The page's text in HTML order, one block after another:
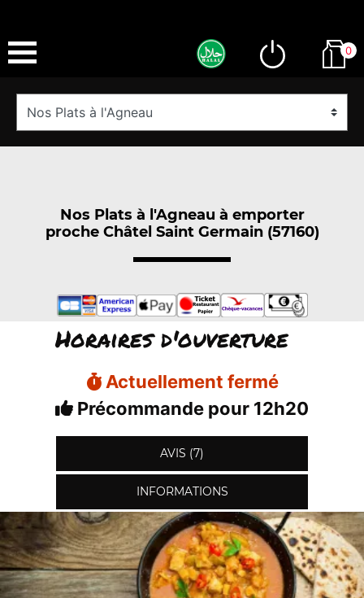
0
Nos Plats à l'Agneau à emporter
proche Châtel Saint Germain (57160)
Horaires d'ouverture
Actuellement fermé
Précommande pour 12h20
AVIS (7)
INFORMATIONS